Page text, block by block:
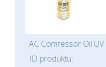
AC Comressor Oil
ID produktu: